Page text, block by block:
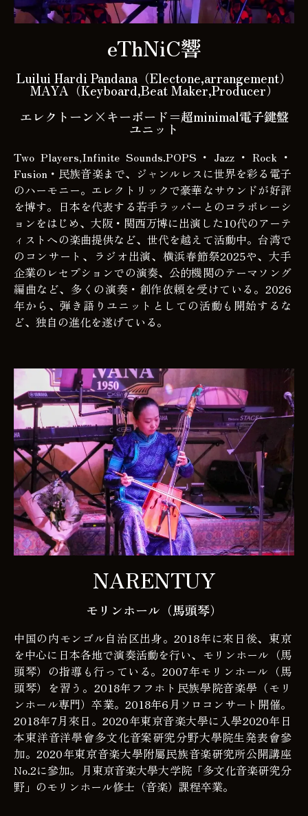
eThNiC響
Luilui Hardi Pandana（Electone,arrangement）
MAYA（Keyboard,Beat Maker,Producer）
エレクトーン×キーボード＝超minimal電子鍵盤
ユニット
Two Players,Infinite Sounds.POPS ・ Jazz ・ Rock・
Fusion ・民族音楽まで、ジャンルレスに世界を彩る電子
のハーモニー。エレクトリックで豪華なサウンドが好評
を博す。日本を代表する若手ラッパーとのコラボレーシ
ョンをはじめ、大阪・関西万博に出演した10代のアーテ
ィストへの楽曲提供など、世代を越えて活動中。台湾で
のコンサート、ラジオ出演、横浜春節祭2025や、大手
企業のレセプションでの演奏、公的機関のテーマソング
編曲など、多くの演奏・創作依頼を受けている。 2026
年から、弾き語りユニットとしての活動も開始するな
ど、独自の進化を遂げている。
NARENTUY
モリンホール（馬頭琴）
中国の内モンゴル自治区出身。2018年に來日後、東京
を中心に日本各地で演奏活動を行い、モリンホール（馬
頭琴）の指導も行っている。2007年モリンホール（馬
頭琴）を習う。2018年フフホト民族學院音楽學（モリ
ンホール専門）卒業。2018年6月ソロコンサート開催。
2018年7月來日。2020年東京音楽大學に入學2020年日
本東洋音洋學會多文化音案研究分野大學院生発表會參
加。2020年東京音楽大學附屬民族音楽研究所公開講座
No.2に參加。月東京音楽大學大学院「多文化音楽研究分
野」のモリンホール修士（音楽）課程卒業。